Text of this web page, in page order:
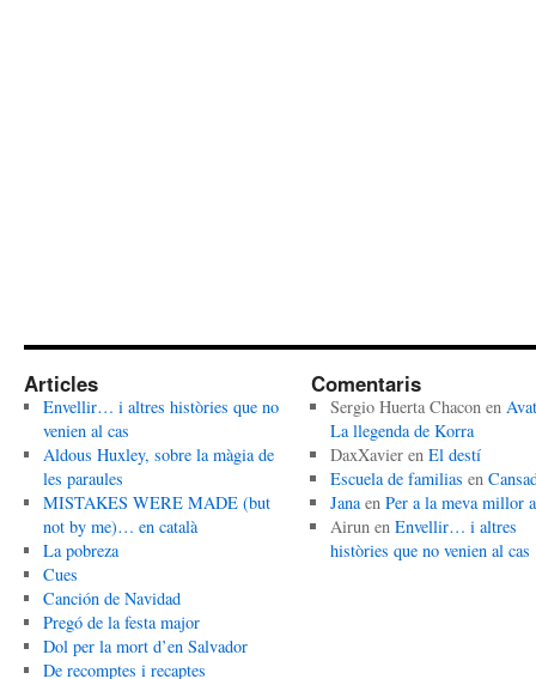
Articles
Envellir… i altres històries que no
venien al cas
Aldous Huxley, sobre la màgia de
les paraules
MISTAKES WERE MADE (but
not by me)… en català
La pobreza
Cues
Canción de Navidad
Pregó de la festa major
Dol per la mort d’en Salvador
De recomptes i recaptes
Comentaris
Sergio Huerta Chaconen
La llegenda de Korra
DaxXavieren El destí
Escuela de familias en
Janaen Per a la meva millor
Airunen Envellir… i altres
històries que no venien al cas